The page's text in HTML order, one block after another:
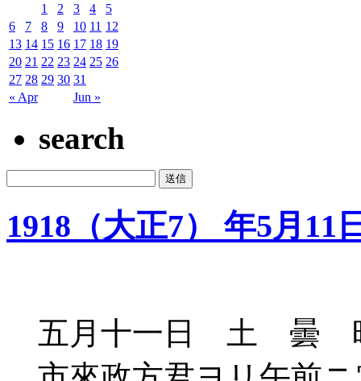
« Apr Jun »
1 2 3 4
5
6
7 8 9 10 11 12
13 14 15 16 17 18 19
20 21 22 23 24 25 26
27 28 29 30 31
search
1918（大正7） 年5月11
五月十一日 土 曇